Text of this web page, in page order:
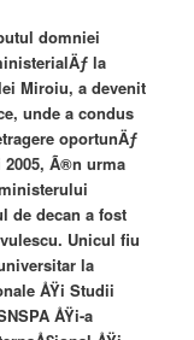
domniei
la
Miroiu, a devenit
unde a condus
oportunÄƒ
Ã®n urma
de decan a fost
Unicul fiu
la
ÅŸi Studii
ÅŸi-a